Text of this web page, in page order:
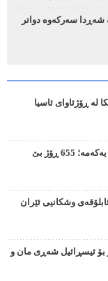
شەڕدا سەرکەوە دواتر
لە ڕۆژئاوای ئاسیا
هەرێمی کوردستان لە جیهاندا یەکەمە؛ 655 ڕۆژ بێ
وشکانیی ئێران
ئیسڕائیل شەڕی مان و